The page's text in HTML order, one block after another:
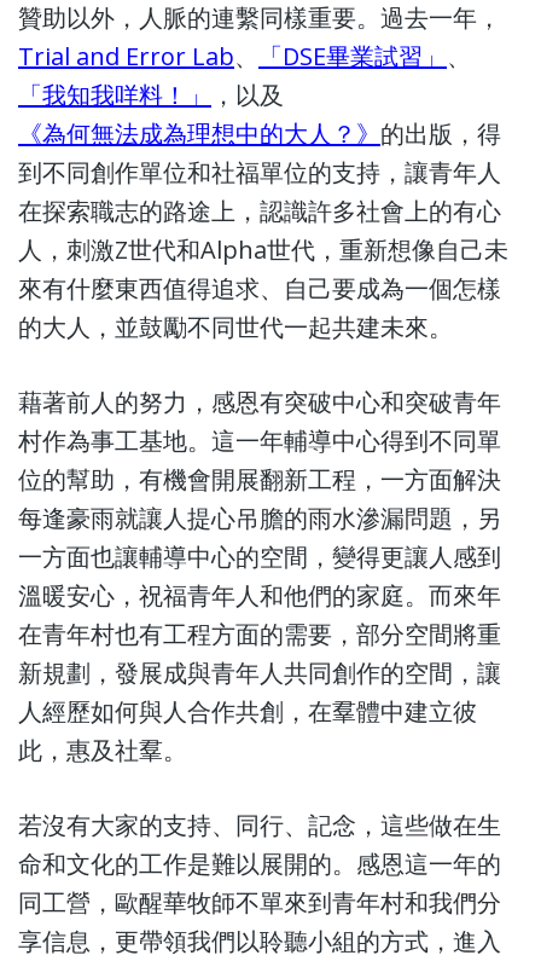
贊助以外，人脈的連繫同樣重要。過去一年，
Trial and Error Lab、 「DSE畢業試習」 、
「我知我咩料！」
，以及
《為何無法成為理想中的大人？》 的出版，得
到不同創作單位和社福單位的支持，讓青年人
在探索職志的路途上，認識許多社會上的有心
人，刺激Z世代和Alpha世代，重新想像自己未
來有什麼東西值得追求、自己要成為一個怎樣
的大人，並鼓勵不同世代一起共建未來。
藉著前人的努力，感恩有突破中心和突破青年
村作為事工基地。這一年輔導中心得到不同單
位的幫助，有機會開展翻新工程，一方面解決
每逢豪雨就讓人提心吊膽的雨水滲漏問題，另
一方面也讓輔導中心的空間，變得更讓人感到
溫暖安心，祝福青年人和他們的家庭。而來年
在青年村也有工程方面的需要，部分空間將重
新規劃，發展成與青年人共同創作的空間，讓
人經歷如何與人合作共創，在羣體中建立彼
此，惠及社羣。
若沒有大家的支持、同行、記念，這些做在生
命和文化的工作是難以展開的。感恩這一年的
同工營，歐醒華牧師不單來到青年村和我們分
享信息，更帶領我們以聆聽小組的方式，進入